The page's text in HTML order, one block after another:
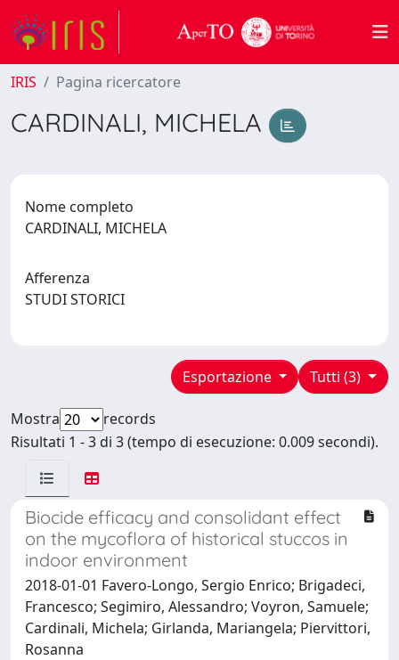
IRIS Pagina ricercatore
CARDINALI, MICHELA
Nome completo
CARDINALI, MICHELA
Afferenza
STUDI STORICI
Tutti (3)
Esportazione
Mostra
records
Risultati 1 - 3 di 3 (tempo di esecuzione: 0.009 secondi).
Biocide efficacy and consolidant effect
on the mycoflora of historical stuccos in
indoor environment
2018-01-01 Favero-Longo, Sergio Enrico; Brigadeci,
Francesco; Segimiro, Alessandro; Voyron, Samuele;
Cardinali, Michela; Girlanda, Mariangela; Piervittori,
Rosanna